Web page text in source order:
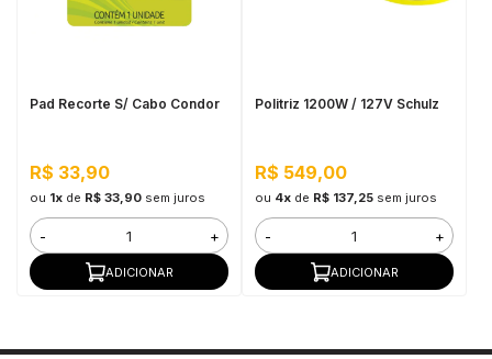
Pad Recorte S/ Cabo Condor
R$ 33,90
ou 1xde R$ 33,90 sem juros
- +
ADICIONAR
Politriz 1200W / 127V Schulz
R$ 549,00
ou 4xde R$ 137,25 sem juros
- +
ADICIONAR